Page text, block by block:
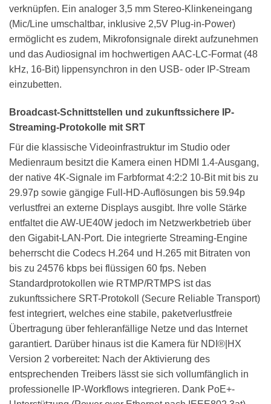
verknüpfen. Ein analoger 3,5 mm Stereo-Klinkeneingang
(Mic/Line umschaltbar, inklusive 2,5V Plug-in-Power)
ermöglicht es zudem, Mikrofonsignale direkt aufzunehmen
und das Audiosignal im hochwertigen AAC-LC-Format (48
kHz, 16-Bit) lippensynchron in den USB- oder IP-Stream
einzubetten.
Broadcast-Schnittstellen und zukunftssichere IP-
Streaming-Protokolle mit SRT
Für die klassische Videoinfrastruktur im Studio oder
Medienraum besitzt die Kamera einen HDMI 1.4-Ausgang,
der native 4K-Signale im Farbformat 4:2:2 10-Bit mit bis zu
29.97p sowie gängige Full-HD-Auflösungen bis 59.94p
verlustfrei an externe Displays ausgibt. Ihre volle Stärke
entfaltet die AW-UE40W jedoch im Netzwerkbetrieb über
den Gigabit-LAN-Port. Die integrierte Streaming-Engine
beherrscht die Codecs H.264 und H.265 mit Bitraten von
bis zu 24576 kbps bei flüssigen 60 fps. Neben
Standardprotokollen wie RTMP/RTMPS ist das
zukunftssichere SRT-Protokoll (Secure Reliable Transport)
fest integriert, welches eine stabile, paketverlustfreie
Übertragung über fehleranfällige Netze und das Internet
garantiert. Darüber hinaus ist die Kamera für NDI®|HX
Version 2 vorbereitet: Nach der Aktivierung des
entsprechenden Treibers lässt sie sich vollumfänglich in
professionelle IP-Workflows integrieren. Dank PoE+-